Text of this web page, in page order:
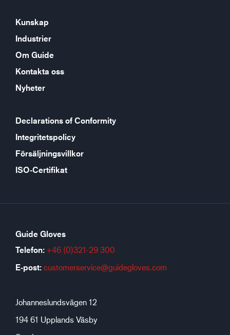
Kunskap
Industrier
Om Guide
Kontakta oss
Nyheter
Declarations of Conformity
Integritetspolicy
Försäljningsvillkor
ISO-Certifikat
Guide Gloves
Telefon: +46 (0)321-29 300
E-post: customerservice@guidegloves.com
Johanneslundsvägen 12
194 61 Upplands Väsby